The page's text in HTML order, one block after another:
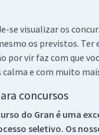
se visualizar os
os previstos. Ter
por vir faz com que
e com muito
concursos
do Gran é uma
seletivo. Os